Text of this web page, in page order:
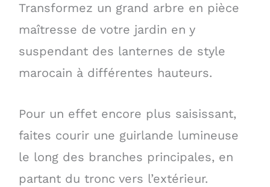
Transformez un grand arbre en pièce
maîtresse de votre jardin en y
suspendant des lanternes de style
marocain à différentes hauteurs.
Pour un effet encore plus saisissant,
faites courir une guirlande lumineuse
le long des branches principales, en
partant du tronc vers l’extérieur.